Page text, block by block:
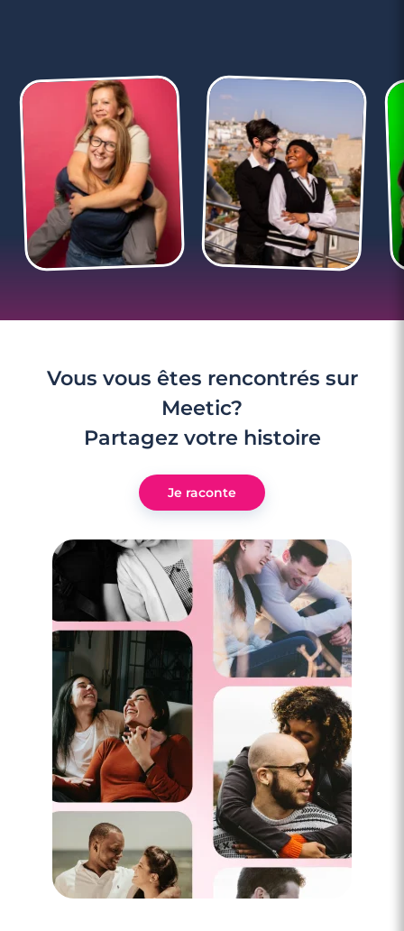
4 minutes
Rencontre à Nyons
Rencontre à Valence
Vous vous êtes rencontrés sur
Meetic?
Partagez votre histoire
Je raconte